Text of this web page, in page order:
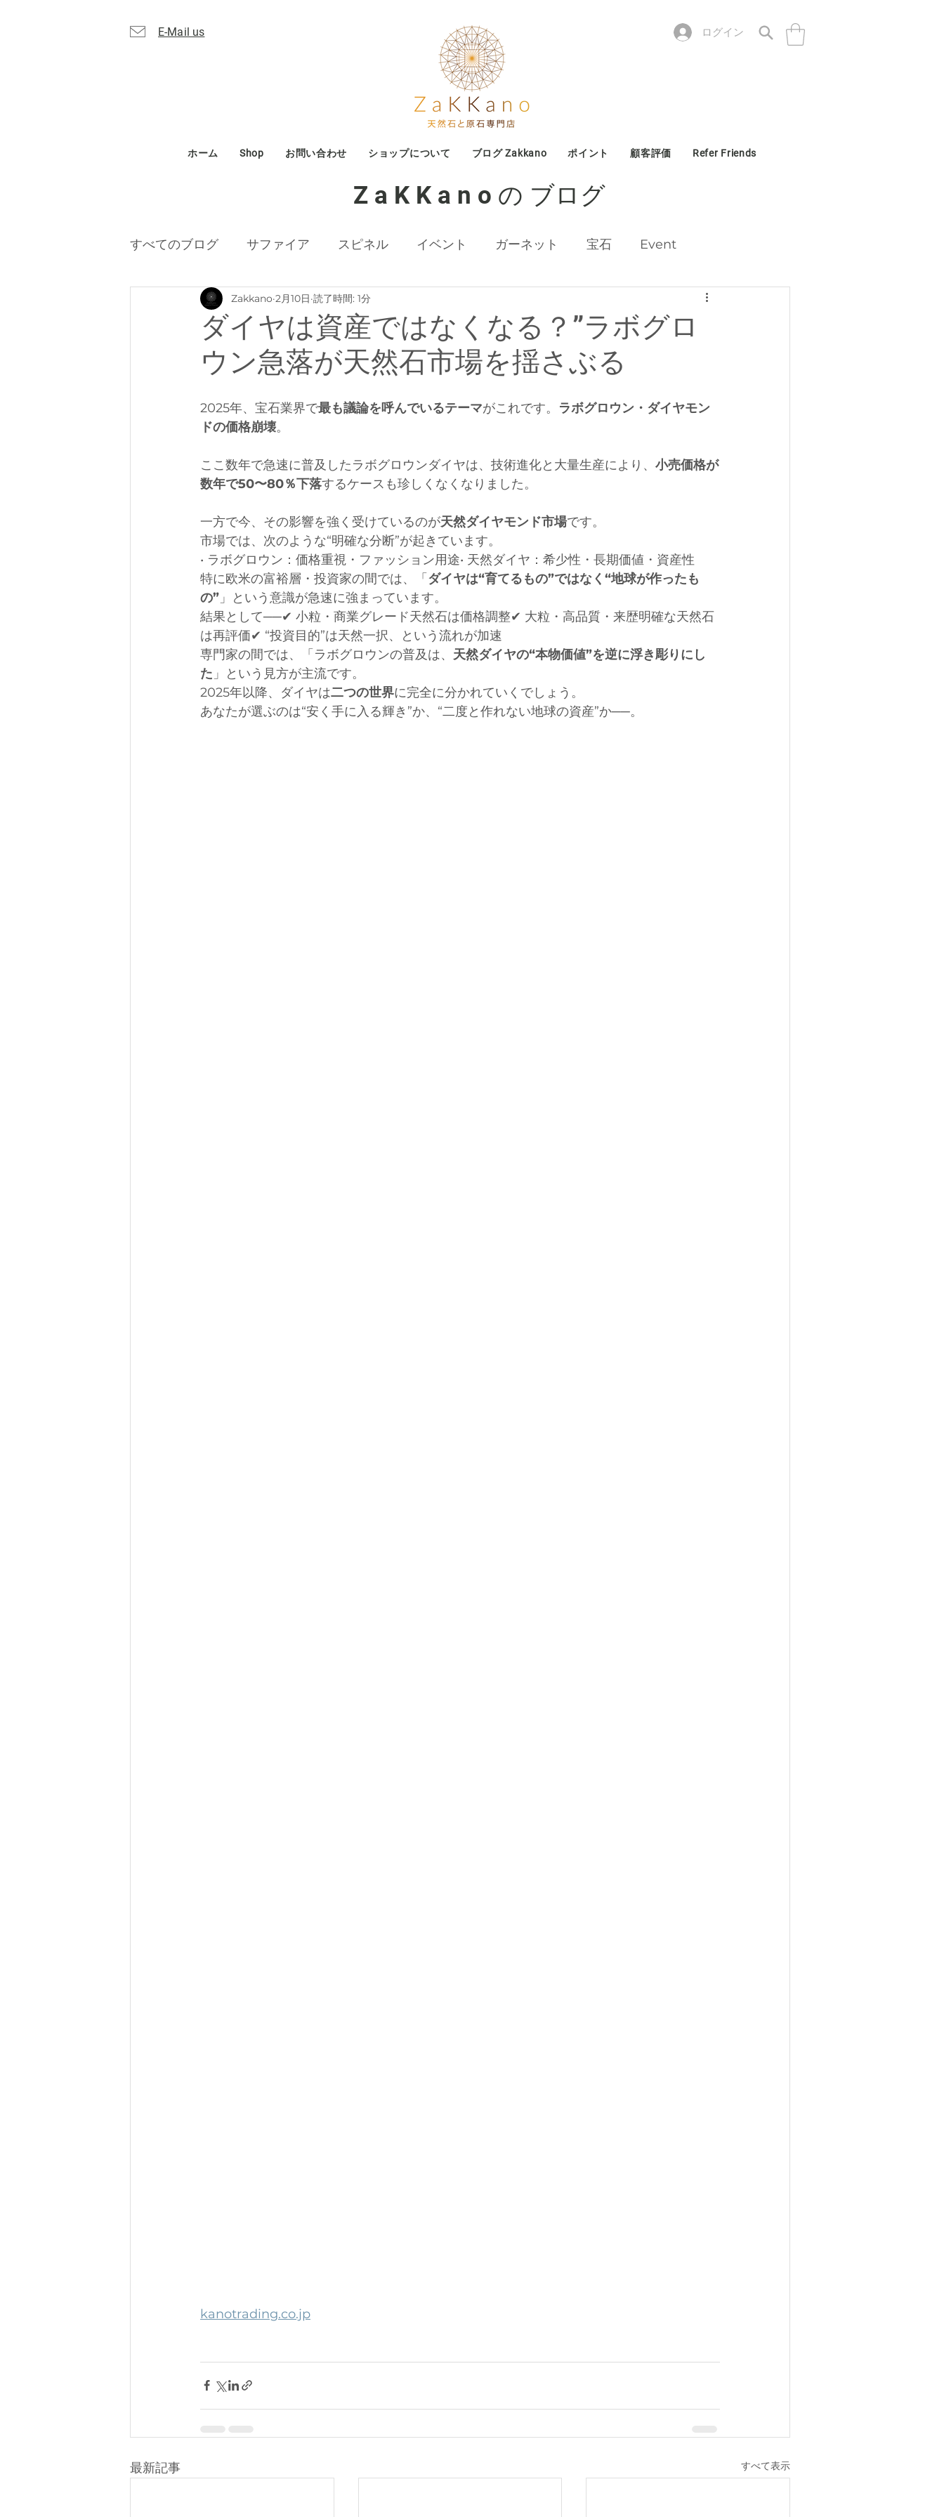
E-Mail us ログイン
ホーム Shop お問い合わせ ショップについて ブログ Zakkano ポイント 顧客評価 Refer Friends
Z a K K a n o の ブログ
すべてのブログ サファイア スピネル イベント ガーネット 宝石 Event
ダイヤは資産ではなくなる？”ラボグロ
ウン急落が天然石市場を揺さぶる
Zakkano 2月10日 読了時間: 1分
2025年、宝石業界で最も議論を呼んでいるテーマがこれです。 ラボグロウン・ダイヤモン
ドの価格崩壊。
ここ数年で急速に普及したラボグロウンダイヤは、技術進化と大量生産により、 小売価格が
数年で50〜80％下落するケースも珍しくなくなりました。
一方で今、その影響を強く受けているのが天然ダイヤモンド市場です。
市場では、次のような“明確な分断”が起きています。
• ラボグロウン：価格重視・ファッション用途• 天然ダイヤ：希少性・長期価値・資産性
特に欧米の富裕層・投資家の間では、「 ダイヤは“育てるもの”ではなく“地球が作ったも
の” 」という意識が急速に強まっています。
結果として──✔ 小粒・商業グレード天然石は価格調整✔ 大粒・高品質・来歴明確な天然石
は再評価✔ “投資目的”は天然一択、という流れが加速
専門家の間では、「ラボグロウンの普及は、 天然ダイヤの“本物価値”を逆に浮き彫りにし
た 」という見方が主流です。
2025年以降、ダイヤは二つの世界に完全に分かれていくでしょう。
あなたが選ぶのは“安く手に入る輝き”か、“二度と作れない地球の資産”か──。
kanotrading.co.jp
最新記事 すべて表示